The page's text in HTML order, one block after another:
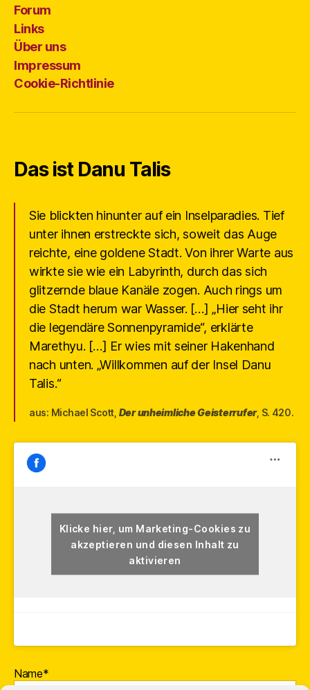
Forum
Links
Über uns
Impressum
Cookie-Richtlinie
Das ist Danu Talis
Sie blickten hinunter auf ein Inselparadies. Tief
unter ihnen erstreckte sich, soweit das Auge
reichte, eine goldene Stadt. Von ihrer Warte aus
wirkte sie wie ein Labyrinth, durch das sich
glitzernde blaue Kanäle zogen. Auch rings um
die Stadt herum war Wasser. […] „Hier seht ihr
die legendäre Sonnenpyramide“, erklärte
Marethyu. […] Er wies mit seiner Hakenhand
nach unten. „Willkommen auf der Insel Danu
Talis.“
aus: Michael Scott, Der unheimliche Geisterrufer, S. 420.
Klicke hier, um Marketing-Cookies zu
akzeptieren und diesen Inhalt zu
aktivieren
Name*